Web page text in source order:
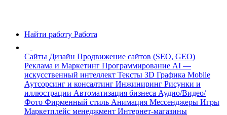
Найти работу Работа
Сайты Дизайн Продвижение сайтов (SEO, GEO)
Реклама и Маркетинг Программирование AI —
искусственный интеллект Тексты 3D Графика Mobile
Аутсорсинг и консалтинг Инжиниринг Рисунки и
иллюстрации Автоматизация бизнеса Аудио/Видео/
Фото Фирменный стиль Анимация Мессенджеры Игры
Маркетплейс менеджмент Интернет-магазины